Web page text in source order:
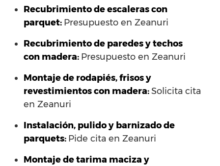
Recubrimiento de escaleras con
parquet: Presupuesto en Zeanuri
Recubrimiento de paredes y techos
con madera: Presupuesto en Zeanuri
Montaje de rodapiés, frisos y
revestimientos con madera:Solicita cita
en Zeanuri
Instalación, pulido y barnizado de
parquets: Pide cita en Zeanuri
Montaje de tarima maciza y